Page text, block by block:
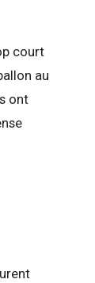
court
au
ont